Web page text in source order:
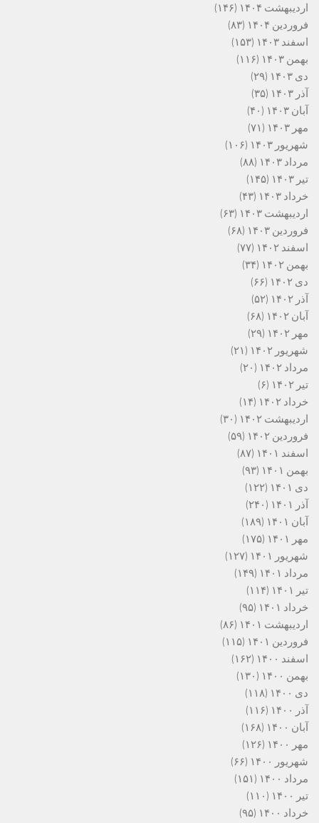
اردیبهشت ۱۴۰۴
(۱۴۶)
فروردین ۱۴۰۴
(۸۳)
اسفند ۱۴۰۳
(۱۵۳)
بهمن ۱۴۰۳
(۱۱۶)
دی ۱۴۰۳
(۲۹)
آذر ۱۴۰۳
(۳۵)
آبان ۱۴۰۳
(۴۰)
مهر ۱۴۰۳
(۷۱)
شهریور ۱۴۰۳
(۱۰۶)
مرداد ۱۴۰۳
(۸۸)
تیر ۱۴۰۳
(۱۴۵)
خرداد ۱۴۰۳
(۴۳)
اردیبهشت ۱۴۰۳
(۶۳)
فروردین ۱۴۰۳
(۶۸)
اسفند ۱۴۰۲
(۷۷)
بهمن ۱۴۰۲
(۳۴)
دی ۱۴۰۲
(۶۶)
آذر ۱۴۰۲
(۵۲)
آبان ۱۴۰۲
(۶۸)
مهر ۱۴۰۲
(۲۹)
شهریور ۱۴۰۲
(۲۱)
مرداد ۱۴۰۲
(۲۰)
تیر ۱۴۰۲
(۶)
خرداد ۱۴۰۲
(۱۴)
اردیبهشت ۱۴۰۲
(۳۰)
فروردین ۱۴۰۲
(۵۹)
اسفند ۱۴۰۱
(۸۷)
بهمن ۱۴۰۱
(۹۳)
دی ۱۴۰۱
(۱۲۲)
آذر ۱۴۰۱
(۲۴۰)
آبان ۱۴۰۱
(۱۸۹)
مهر ۱۴۰۱
(۱۷۵)
شهریور ۱۴۰۱
(۱۲۷)
مرداد ۱۴۰۱
(۱۴۹)
تیر ۱۴۰۱
(۱۱۴)
خرداد ۱۴۰۱
(۹۵)
اردیبهشت ۱۴۰۱
(۸۶)
فروردین ۱۴۰۱
(۱۱۵)
اسفند ۱۴۰۰
(۱۶۲)
بهمن ۱۴۰۰
(۱۳۰)
دی ۱۴۰۰
(۱۱۸)
آذر ۱۴۰۰
(۱۱۶)
آبان ۱۴۰۰
(۱۶۸)
مهر ۱۴۰۰
(۱۲۶)
شهریور ۱۴۰۰
(۶۶)
مرداد ۱۴۰۰
(۱۵۱)
تیر ۱۴۰۰
(۱۱۰)
خرداد ۱۴۰۰
(۹۵)